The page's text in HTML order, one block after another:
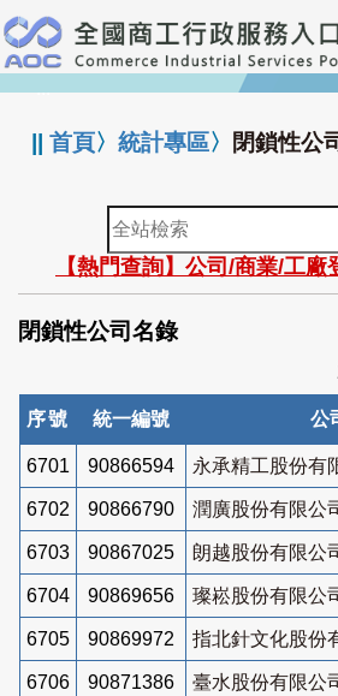
跳
到
主
要
:::
||首頁〉統計專區〉 閉鎖性公
全
站
檢
索
【熱門查詢】公司/商業/工廠
閉鎖性公司名錄
序號 統一編號 公
6701 90866594 永承精工股份有
6702 90866790 潤廣股份有限公
6703 90867025 朗越股份有限公
6704 90869656 璨崧股份有限公
6705 90869972 指北針文化股份
6706 90871386 臺水股份有限公